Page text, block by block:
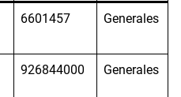
6601457 Generales
926844000 Generales